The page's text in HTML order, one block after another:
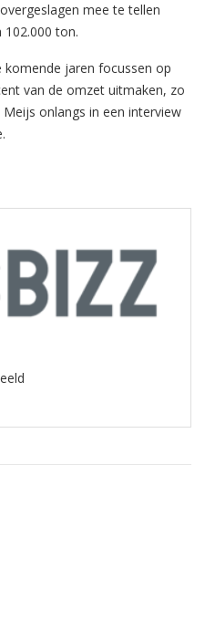
mee te tellen
ton.
jaren focussen op
van de omzet uitmaken, zo
onlangs in een interview